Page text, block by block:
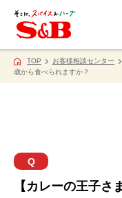
TOP お客様相談センター
歳から食べられますか？
Q
【カレーの王子さ